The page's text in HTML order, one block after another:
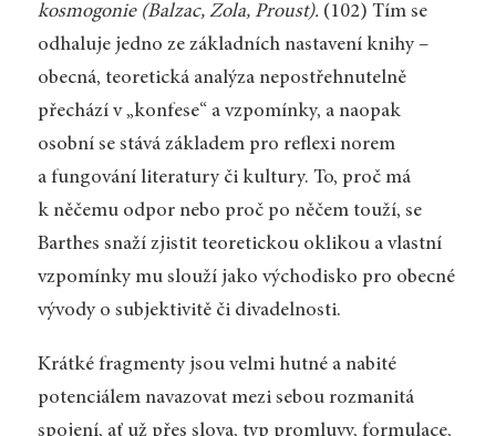
kosmogonie (Balzac, Zola, Proust).(102) Tím se
odhaluje jedno ze základních nastavení knihy –
obecná, teoretická analýza nepostřehnutelně
přechází v „konfese“ a vzpomínky, a naopak
osobní se stává základem pro reflexi norem
a fungování literatury či kultury. To, proč má
k něčemu odpor nebo proč po něčem touží, se
Barthes snaží zjistit teoretickou oklikou a vlastní
vzpomínky mu slouží jako východisko pro obecné
vývody o subjektivitě či divadelnosti.
Krátké fragmenty jsou velmi hutné a nabité
potenciálem navazovat mezi sebou rozmanitá
spojení, ať už přes slova, typ promluvy, formulace,